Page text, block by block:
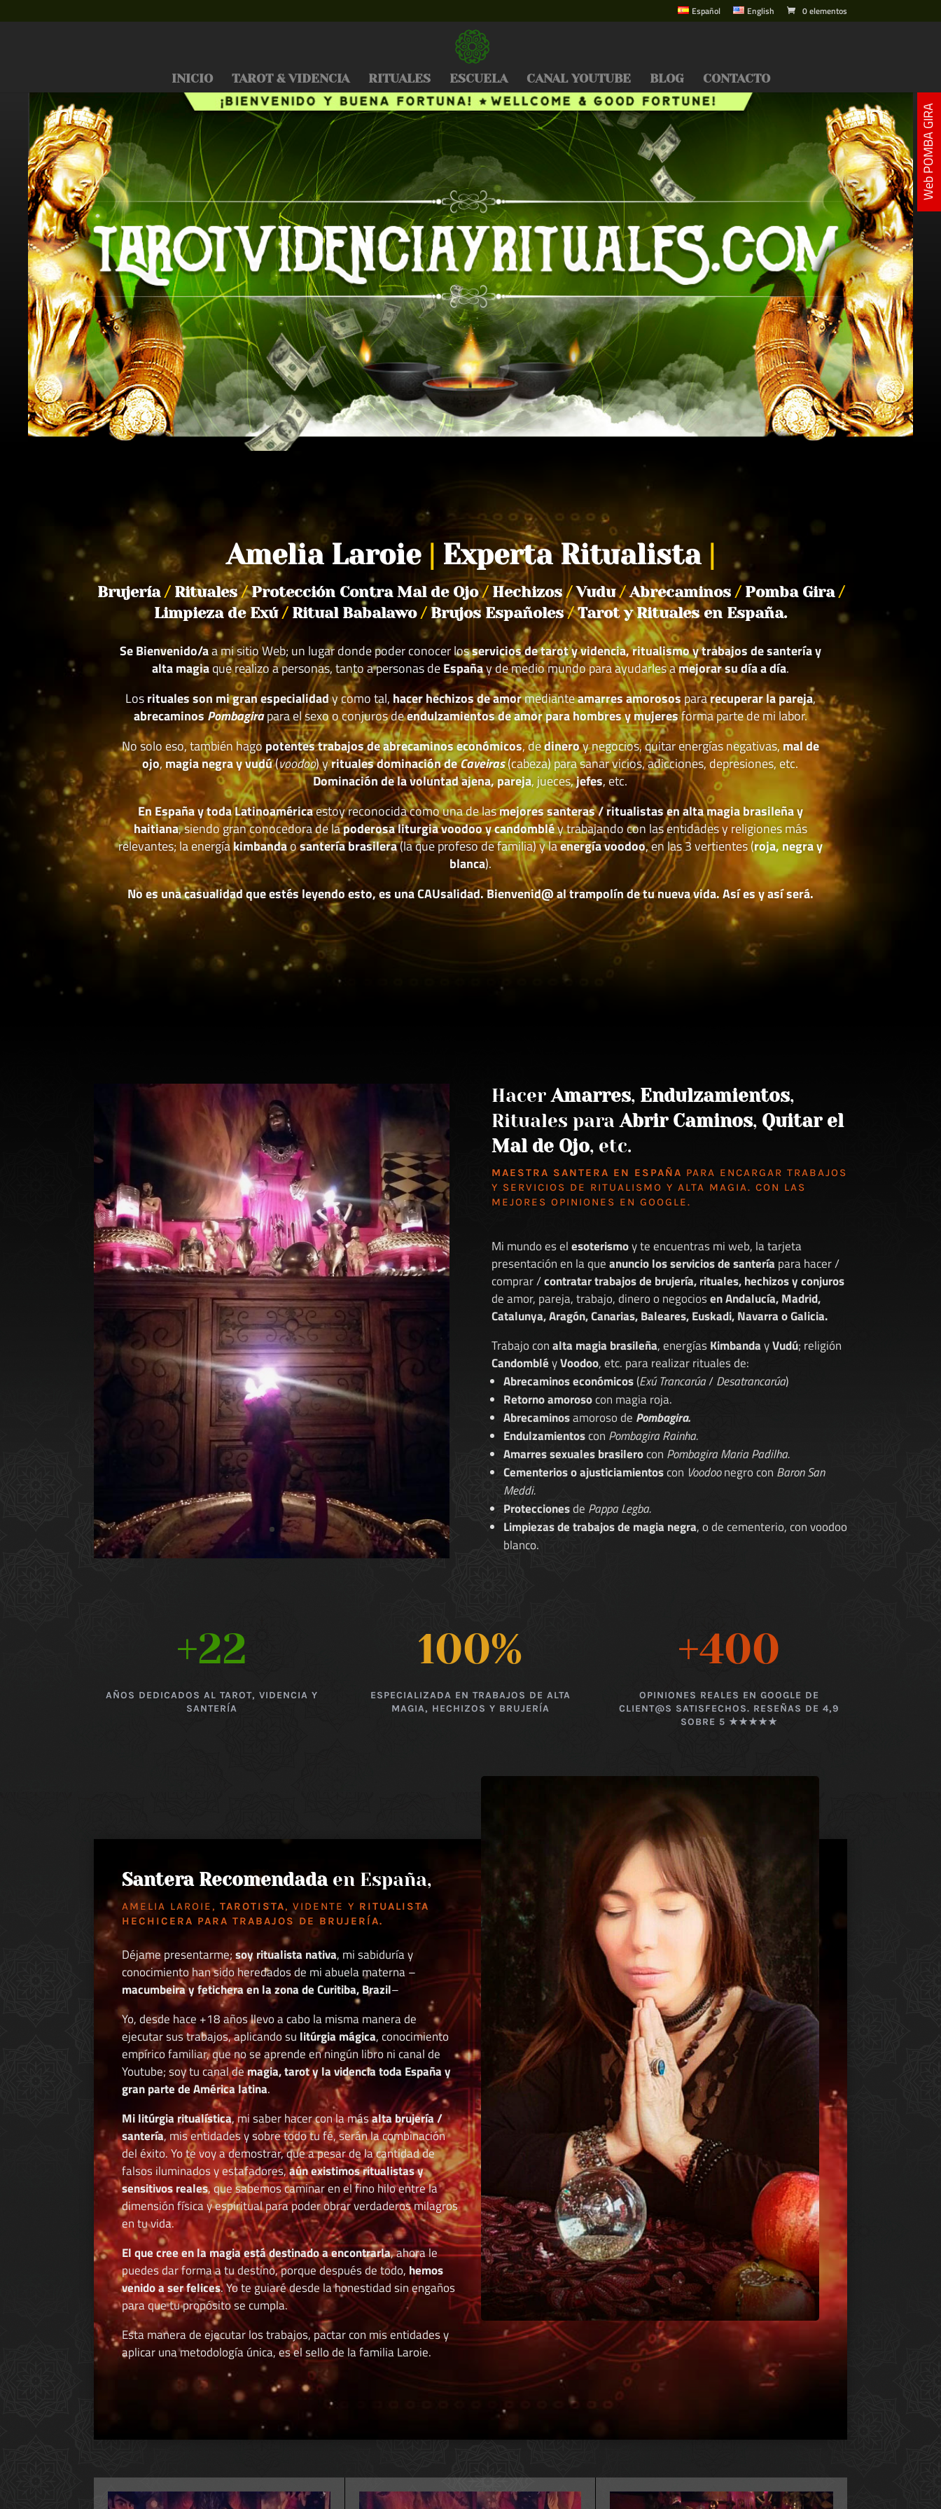
Español English 0 elementos
INICIO TAROT & VIDENCIA RITUALES ESCUELA CANAL YOUTUBE BLOG CONTACTO
Amelia Laroie Experta Ritualista
Brujería /Rituales/Protección Contra Mal de Ojo/Hechizos/Vudu/Abrecaminos /Pomba Gira /
Limpieza de Exú /Ritual Babalawo /Brujos Españoles/Tarot y Rituales en España.
Se Bienvenido/aa mi sitio Web; un lugar donde poder conocer losservicios de tarot y videncia, ritualismo y trabajos de santería y
alta magiaque realizo a personas, tanto a personas deEspañay de medio mundo para ayudarles amejorar su día a día.
Losrituales son mi gran especialidady como tal, hacer hechizos de amormedianteamarres amorosospararecuperar la pareja,
abrecaminos Pombagirapara el sexo o conjuros deendulzamientos de amor para hombres y mujeresforma parte de mi labor.
No solo eso, también hago potentes trabajos de abrecaminos económicos, dedineroy negocios, quitar energías negativas, mal de
ojo, magia negra y vudú(voodoo) yrituales dominación deCaveiras(cabeza) para sanar vicios, adicciones, depresiones, etc.
Dominación de la voluntad ajena, pareja, jueces,jefes, etc.
En España y toda Latinoaméricaestoy reconocida como una de lasmejores santeras / ritualistas en alta magia brasileña y
haitiana, siendo gran conocedora de lapoderosa liturgia voodoo y candombléy trabajando con las entidades y religiones más
relevantes; la energíakimbandaosantería brasilera(la que profeso de familia) y laenergía voodoo, en las 3 vertientes (roja, negra y
blanca).
No es una casualidad que estés leyendo esto, es una CAUsalidad. Bienvenid@ al trampolín de tu nueva vida. Así es y así será.
HacerAmarres, Endulzamientos,
Rituales paraAbrir Caminos, Quitar el
Mal de Ojo, etc.
MAESTRA SANTERA EN ESPAÑA PARA ENCARGAR TRABAJOS
Y SERVICIOS DE RITUALISMO Y ALTA MAGIA. CON LAS
MEJORES OPINIONES EN GOOGLE.
Mi mundo es elesoterismoy te encuentras mi web, la tarjeta
presentación en la queanuncio los servicios de santería para hacer /
comprar /contratar trabajos de brujería, rituales, hechizos y conjuros
de amor, pareja, trabajo, dinero o negociosen Andalucía, Madrid,
Catalunya, Aragón, Canarias, Baleares, Euskadi, Navarra o Galicia.
Trabajo conalta magia brasileña, energíasKimbandayVudú; religión
CandombléyVoodoo, etc. para realizar rituales de:
Abrecaminos económicos(Exú Trancarúa/Desatrancarúa)
Retorno amorosocon magia roja.
Abrecaminosamoroso de Pombagira.
Endulzamientoscon Pombagira Rainha.
Amarres sexuales brasilerocon Pombagira Maria Padilha.
Cementerios o ajusticiamientoscon Voodoonegro con Baron San
Meddi.
Proteccionesde Pappa Legba.
Limpiezas de trabajos de magia negra, o de cementerio, con voodoo
blanco.
+22
AÑOS DEDICADOS AL TAROT, VIDENCIA Y
SANTERÍA
100%
ESPECIALIZADA EN TRABAJOS DE ALTA
MAGIA, HECHIZOS Y BRUJERÍA
+400
OPINIONES REALES EN GOOGLE DE
CLIENT@S SATISFECHOS. RESEÑAS DE 4,9
SOBRE 5 ★★★★★
Santera Recomendadaen España,
AMELIA LAROIE,TAROTISTA, VIDENTE Y RITUALISTA
HECHICERA PARA TRABAJOS DE BRUJERÍA.
Déjame presentarme;soy ritualista nativa, mi sabiduría y
conocimiento han sido heredados de mi abuela materna –
macumbeira y fetichera en la zona de Curitiba, Brazil–
Yo, desde hace +18 años llevo a cabo la misma manera de
ejecutar sus trabajos, aplicando su litúrgia mágica, conocimiento
empírico familiar, que no se aprende en ningún libro ni canal de
Youtube; soy tu canal demagia, tarot y la videncia toda España y
gran parte de América latina.
Mi litúrgia ritualística, mi saber hacer con la másalta brujería /
santería, mis entidades y sobre todo tu fé, serán la combinación
del éxito. Yo te voy a demostrar, que a pesar de la cantidad de
falsos iluminados y estafadores,aún existimos ritualistas y
sensitivos reales, que sabemos caminar en el fino hilo entre la
dimensión física y espiritual para poder obrar verdaderos milagros
en tu vida.
El que cree en la magia está destinado a encontrarla, ahora le
puedes dar forma a tu destino, porque después de todo, hemos
venido a ser felices. Yo te guiaré desde la honestidad sin engaños
para que tu propósito se cumpla.
Esta manera de ejecutar los trabajos, pactar con mis entidades y
aplicar una metodología única, es el sello de la familia Laroie.
Web POMBA GIRA